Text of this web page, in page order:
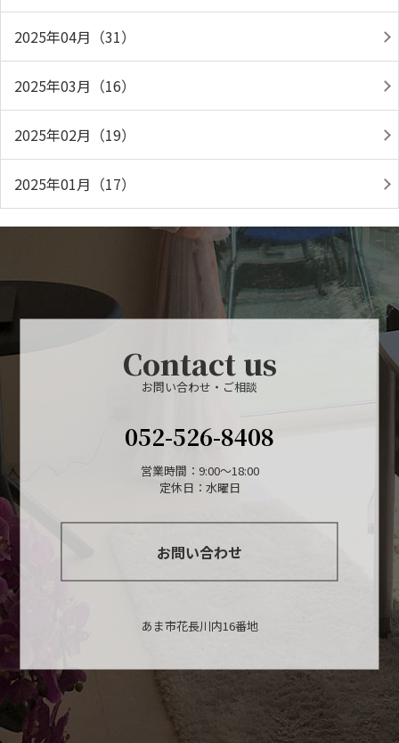
2025年04月（31）
2025年03月（16）
2025年02月（19）
2025年01月（17）
Contact us
お問い合わせ・ご相談
052-526-8408
営業時間：9:00～18:00
定休日：水曜日
お問い合わせ
あま市花長川内16番地